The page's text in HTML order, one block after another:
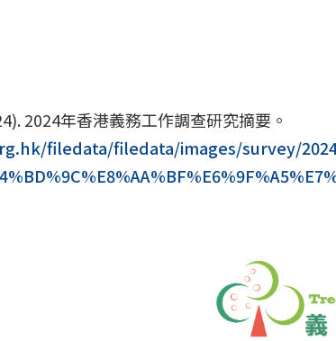
2024年香港義務工作調查研究摘要。
filedata/filedata/images/survey/